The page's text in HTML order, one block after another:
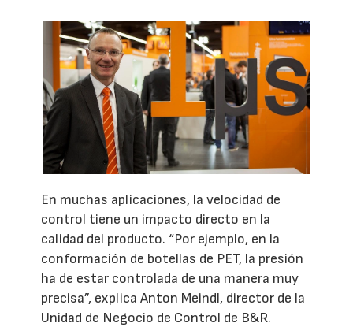
En muchas aplicaciones, la velocidad de
control tiene un impacto directo en la
calidad del producto. “Por ejemplo, en la
conformación de botellas de PET, la presión
ha de estar controlada de una manera muy
precisa”, explica Anton Meindl, director de la
Unidad de Negocio de Control de B&R.